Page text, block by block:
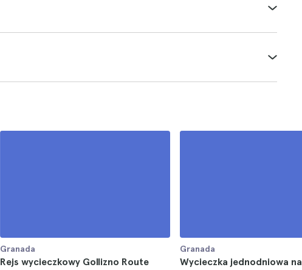
Granada
Rejs wycieczkowy Gollizno Route
Granada
Wycieczka jednodniowa na